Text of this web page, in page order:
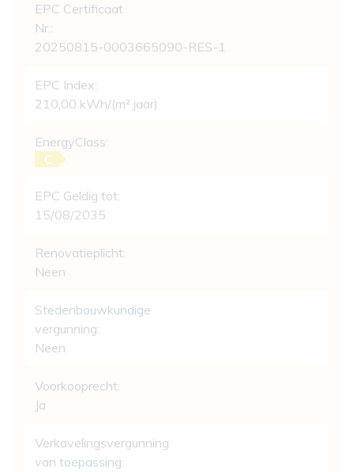
EPC Certificaat
Nr.:
20250815-0003665090-RES-1
EPC Index:
210,00 kWh/(m² jaar)
EnergyClass:
C
EPC Geldig tot:
15/08/2035
Renovatieplicht:
Neen
Stedenbouwkundige
vergunning:
Neen
Voorkooprecht:
Ja
Verkavelingsvergunning
van toepassing: